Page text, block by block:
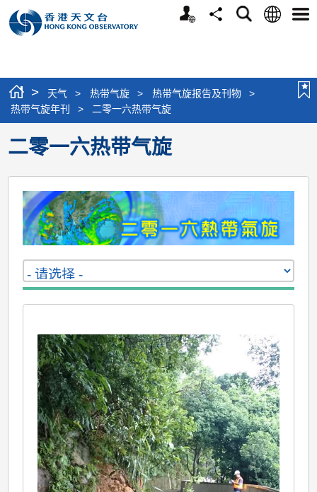
个
分
搜
语
选
> 天气 > 热带气旋 > 热带气旋报告及刊物
>
热带气旋年刊
> 二零一六热带气旋
二零一六热带气旋